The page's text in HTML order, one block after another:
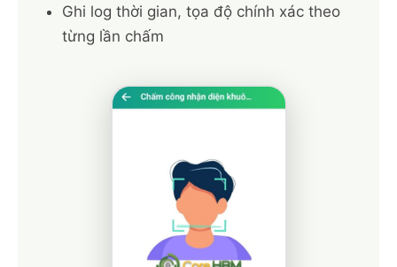
Ghi log thời gian, tọa độ chính xác theo
từng lần chấm